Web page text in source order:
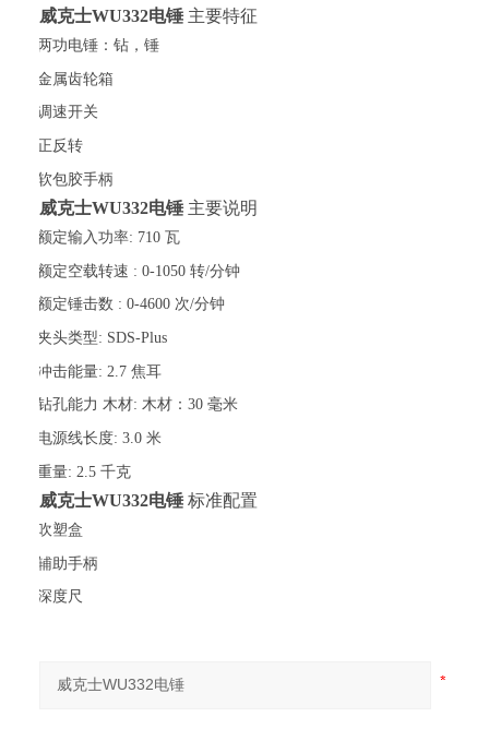
威克士WU332电锤 主要特征
两功电锤：钻，锤
金属齿轮箱
调速开关
正反转
软包胶手柄
威克士WU332电锤 主要说明
额定输入功率: 710 瓦
额定空载转速 : 0-1050 转/分钟
额定锤击数 : 0-4600 次/分钟
夹头类型: SDS-Plus
冲击能量: 2.7 焦耳
钻孔能力 木材: 木材：30 毫米
电源线长度: 3.0 米
重量: 2.5 千克
威克士WU332电锤 标准配置
吹塑盒
辅助手柄
深度尺